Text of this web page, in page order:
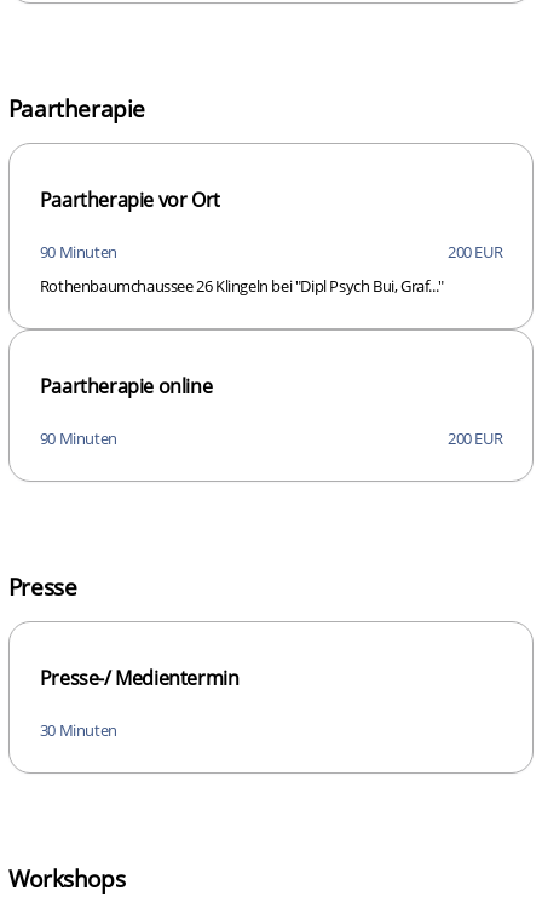
Paartherapie
Paartherapie vor Ort
90 Minuten
200 EUR
Rothenbaumchaussee 26 Klingeln bei "Dipl Psych Bui, Graf..."
Paartherapie online
90 Minuten 200 EUR
Presse
Presse-/ Medientermin
30 Minuten
Workshops